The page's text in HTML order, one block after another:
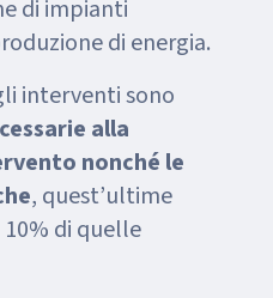
di impianti
di energia.
interventi sono
alla
nonché le
, quest’ultime
di quelle